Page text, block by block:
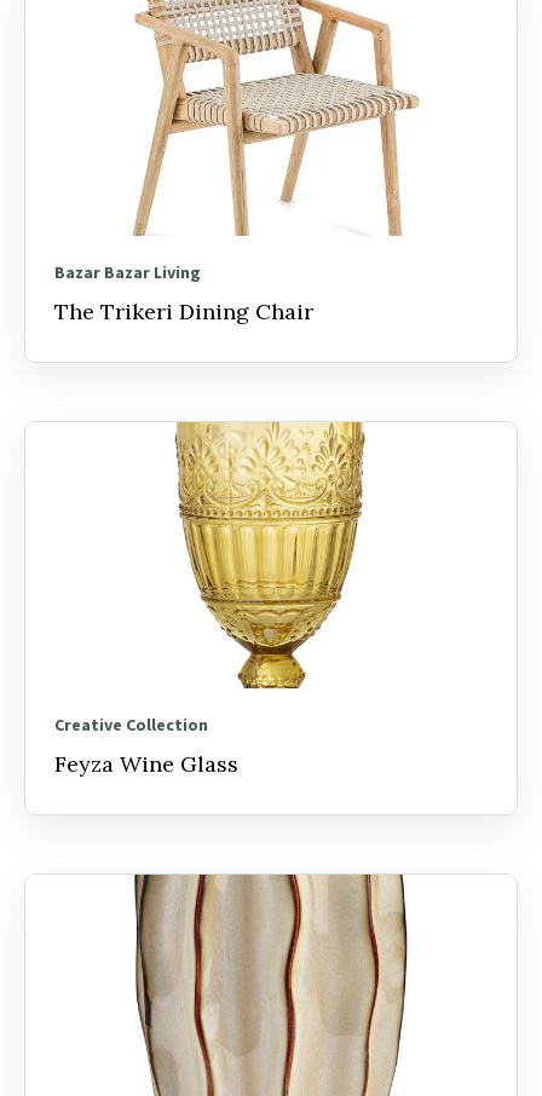
Bazar Bazar Living
The Trikeri Dining Chair
Creative Collection
Feyza Wine Glass